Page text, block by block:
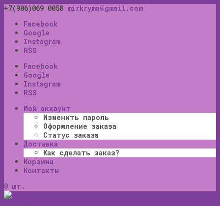
+7(906)069 0058 mirkryma@gmail.com
Facebook
Google
Instagram
RSS
Facebook
Google
Instagram
RSS
Мой аккаунт
Изменить пароль
Оформление заказа
Статус заказа
Доставка
Как сделать заказ?
Корзина
Контакты
0 шт.